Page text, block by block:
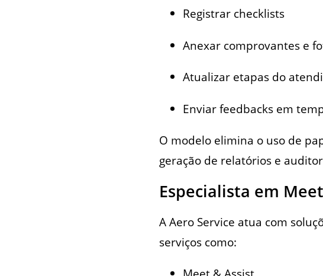
Registrar checklists
Anexar comprovantes e
Atualizar etapas do
Enviar feedbacks em
O modelo elimina o uso de
geração de relatórios e
Especialista em
A Aero Service atua com
serviços como: